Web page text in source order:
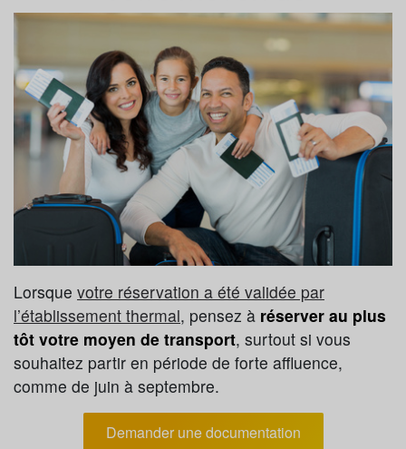
transport
Article publié parCharlesle 02/06/2015 et
mis à jour le 06/07/2023
Organisation générale de la cure
Demander une documentation
Lorsque votre réservation a été validée par
l’établissement thermal, pensez à réserver au plus
tôt votre moyen de transport, surtout si vous
souhaitez partir en période de forte affluence,
comme de juin à septembre.
Demander une documentation